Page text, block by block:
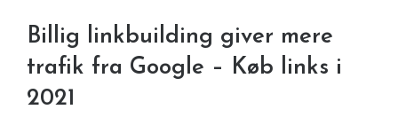
Billig linkbuilding giver mere
trafik fra Google – Køb links i
2021